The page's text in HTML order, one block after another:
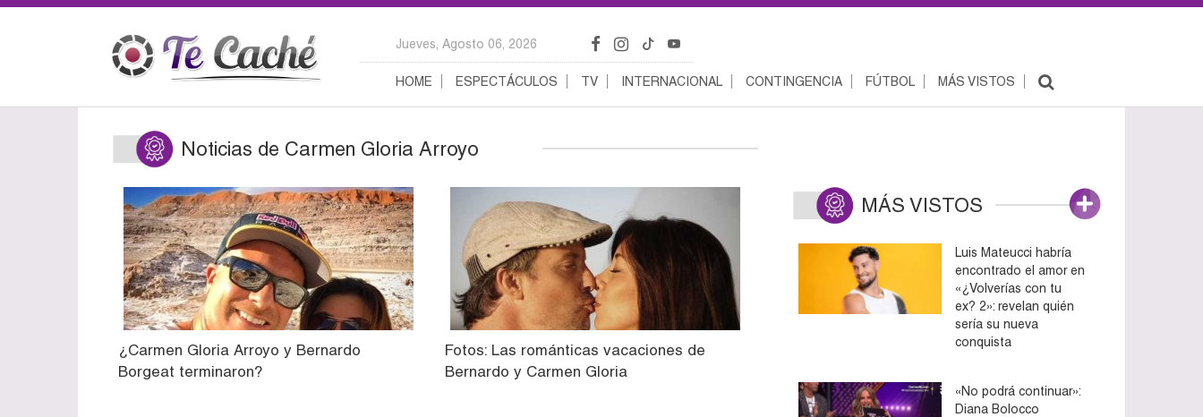
Jueves, Agosto 06, 2026
HOME ESPECTÁCULOS TV INTERNACIONAL CONTINGENCIA FÚTBOL MÁS VISTOS
Noticias de Carmen Gloria Arroyo
¿Carmen Gloria Arroyo y Bernardo
Borgeat terminaron?
Fotos: Las románticas vacaciones de
Bernardo y Carmen Gloria
MÁS VISTOS
Luis Mateucci habría
encontrado el amor en
«¿Volverías con tu
ex? 2»: revelan quién
sería su nueva
conquista
«No podrá continuar»:
Diana Bolocco